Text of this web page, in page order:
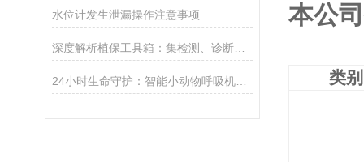
水位计发生泄漏操作注意事项
深度解析植保工具箱：集检测、诊断、防治于一体的综合农具包
24小时生命守护：智能小动物呼吸机的全天候监护
本公
类别